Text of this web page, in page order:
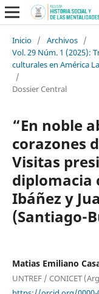
Inicio / Archivos /
Vol. 29 Núm. 1 (2025):
culturales en América
/
Dossier Central
“En noble
corazones
Visitas
diplomacia
Ibáñez y
(Santiago-
Matias Emiliano
UNTREF / CONICET